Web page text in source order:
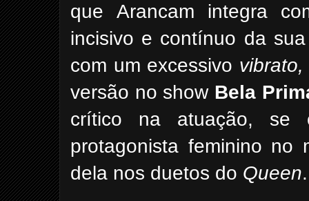
que Arancam integra
incisivo e contínuo da
com um excessivo vibrato,
versão no show Bela
crítico na atuação, se
protagonista feminino no
dela nos duetos do Queen.